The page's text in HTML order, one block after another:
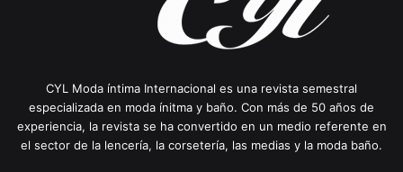
CYL Moda íntima Internacional es una revista semestral
especializada en moda ínitma y baño. Con más de 50 años de
experiencia, la revista se ha convertido en un medio referente en
el sector de la lencería, la corsetería, las medias y la moda baño.